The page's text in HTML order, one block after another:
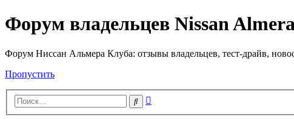
Форум владельцев Nissan
Форум Ниссан Альмера Клуба: отзывы владельцев, тест-драйв,
Пропустить
Поиск